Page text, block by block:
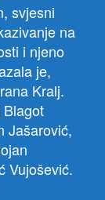
svjesni
na
i njeno
je,
Kralj.
Jašarović,
Vujošević.